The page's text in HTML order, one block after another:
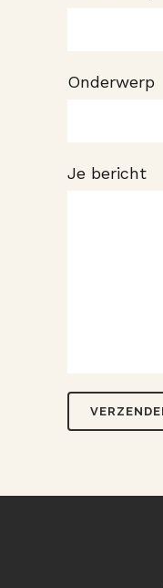
Onderwerp
Je bericht